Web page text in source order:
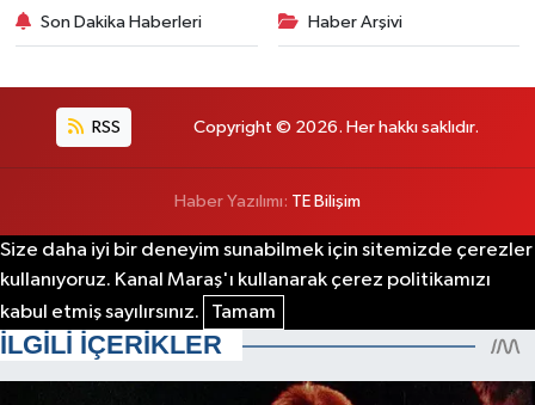
Son Dakika Haberleri Haber Arşivi
RSS Copyright © 2026. Her hakkı saklıdır.
Haber Yazılımı: TE Bilişim
Size daha iyi bir deneyim sunabilmek için sitemizde çerezler
kullanıyoruz. Kanal Maraş'ı kullanarak çerez politikamızı
kabul etmiş sayılırsınız.
Tamam